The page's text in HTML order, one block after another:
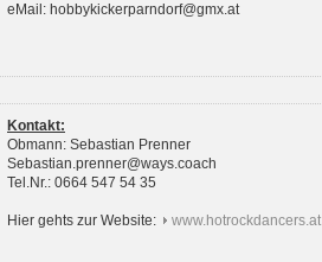
eMail: hobbykickerparndorf@gmx.at
Kontakt:
Obmann: Sebastian Prenner
Sebastian.prenner@ways.coach
Tel.Nr.: 0664 547 54 35
Hier gehts zur Website: www.hotrockdancers.at